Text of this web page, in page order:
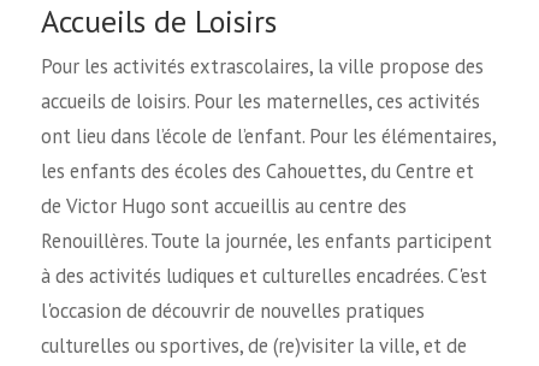
Accueils de Loisirs
Pour les activités extrascolaires, la ville propose des
accueils de loisirs. Pour les maternelles, ces activités
ont lieu dans l’école de l’enfant. Pour les élémentaires,
les enfants des écoles des Cahouettes, du Centre et
de Victor Hugo sont accueillis au centre des
Renouillères. Toute la journée, les enfants participent
à des activités ludiques et culturelles encadrées. C'est
l'occasion de découvrir de nouvelles pratiques
culturelles ou sportives, de (re)visiter la ville, et de